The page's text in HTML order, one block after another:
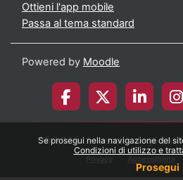
Se prosegui nella navigazione del
Condizioni di utilizzo e
Prosegui
Ottieni l'app mobile
Passa al tema standard
Powered by Moodle
© 2026 Università degli